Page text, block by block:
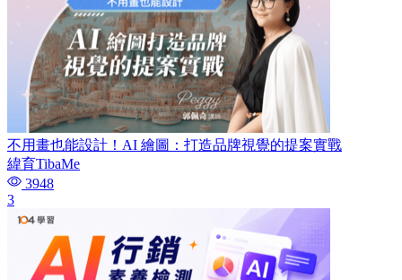
不用畫也能設計！AI 繪圖：打造品牌視覺的提案實戰
緯育TibaMe
3948
3